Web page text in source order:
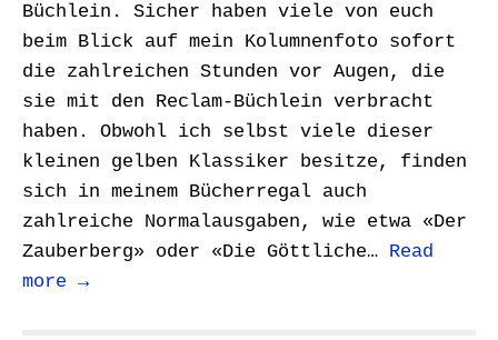
Büchlein. Sicher haben viele von euch
beim Blick auf mein Kolumnenfoto sofort
die zahlreichen Stunden vor Augen, die
sie mit den Reclam-Büchlein verbracht
haben. Obwohl ich selbst viele dieser
kleinen gelben Klassiker besitze, finden
sich in meinem Bücherregal auch
zahlreiche Normalausgaben, wie etwa «Der
Zauberberg» oder «Die Göttliche… Read
more →